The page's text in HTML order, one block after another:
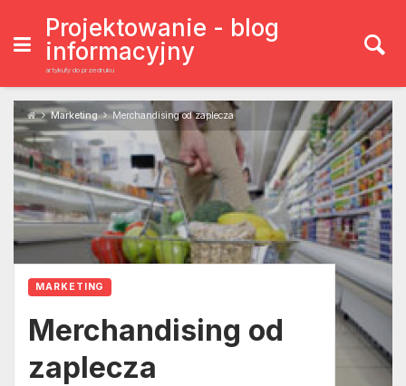
content
Projektowanie - blog
informacyjny
artykuły do przedruku
Marketing Merchandising od zaplecza
MARKETING
Merchandising od
zaplecza